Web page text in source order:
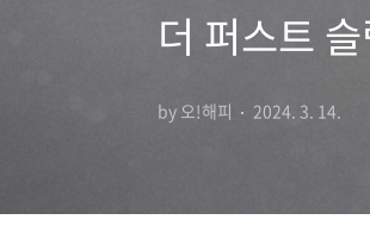
더 퍼스트
by 오!해피 2024. 3. 14.